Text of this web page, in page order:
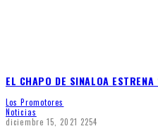
EL CHAPO DE SINALOA ESTRENA
Los Promotores
Noticias
diciembre 15, 2021 2254